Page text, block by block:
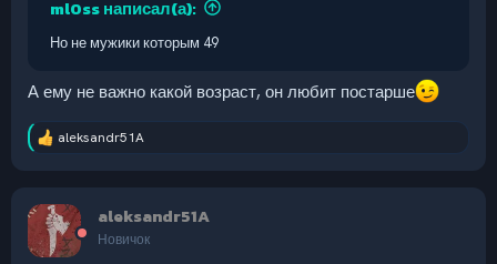
ml0ss написал(а):
Но не мужики которым 49
А ему не важно какой возраст, он любит постарше
Р
ц
и
aleksandr51A
aleksandr51A
Новичок